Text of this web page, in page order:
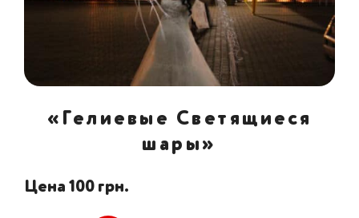
«Гелиевые Светящиеся
шары»
Цена 100 грн.